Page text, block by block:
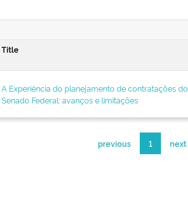
Title
A Experiência do planejamento de contratações do
Senado Federal: avanços e limitações
previous 1 next